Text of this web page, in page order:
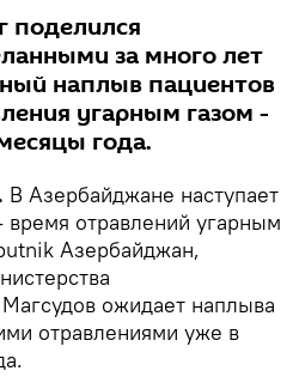
поделился
за много лет
наплыв пациентов
угарным газом -
года.
В Азербайджане наступает
отравлений угарным
Азербайджан,
ожидает наплыва
отравлениями уже в